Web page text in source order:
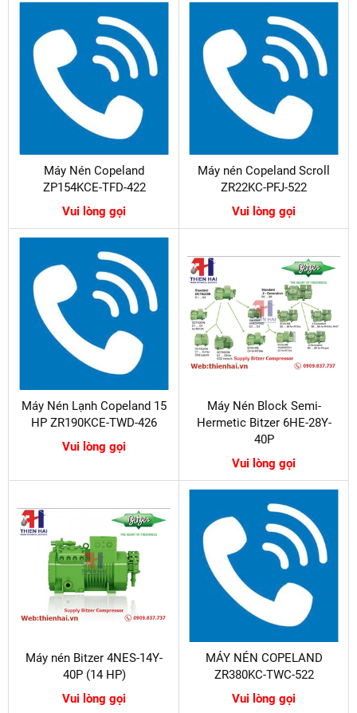
Máy Nén Copeland
ZP154KCE-TFD-422
Vui lòng gọi
Máy nén Copeland Scroll
ZR22KC-PFJ-522
Vui lòng gọi
Máy Nén Lạnh Copeland 15
HP ZR190KCE-TWD-426
Vui lòng gọi
Máy Nén Block Semi-
Hermetic Bitzer 6HE-28Y-
40P
Vui lòng gọi
Máy nén Bitzer 4NES-14Y-
40P (14 HP)
Vui lòng gọi
MÁY NÉN COPELAND
ZR380KC-TWC-522
Vui lòng gọi